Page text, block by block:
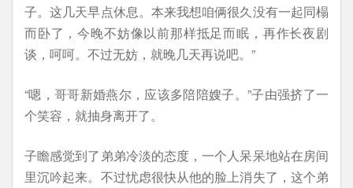
子。这几天早点休息。本来我想咱俩很久没有一起同榻
而卧了，今晚不妨像以前那样抵足而眠，再作长夜剧
谈，呵呵。不过无妨，就晚几天再说吧。”
“嗯，哥哥新婚燕尔，应该多陪陪嫂子。”子由强挤了一
个笑容，就抽身离开了。
子瞻感觉到了弟弟冷淡的态度，一个人呆呆地站在房间
里沉吟起来。不过忧虑很快从他的脸上消失了，这个弟